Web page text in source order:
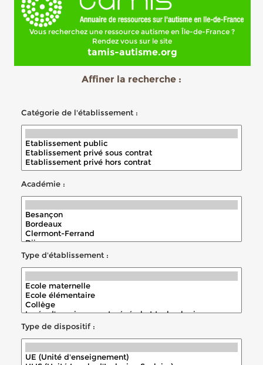
Vous recherchez une ressource autisme en Île-de-France ?
Rendez vous sur le site
tamis-autisme.org
Affiner la recherche :
Catégorie de l'établissement :
Académie :
Type d'établissement :
Type de dispositif :